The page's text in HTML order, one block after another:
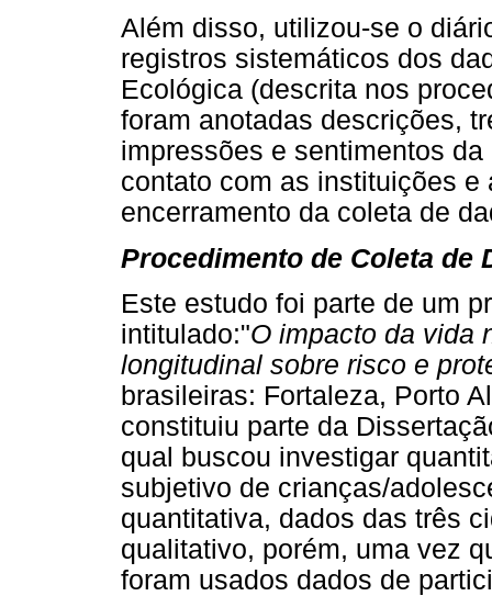
Além disso, utilizou-se o
registros sistemáticos dos
Ecológica (descrita nos
foram anotadas descrições,
impressões e sentimentos
contato com as instituições
encerramento da coleta de
Procedimento de Coleta de
Este estudo foi parte de um
intitulado:"O impacto da vida
longitudinal sobre risco e
brasileiras: Fortaleza, Porto
constituiu parte da
qual buscou investigar
subjetivo de crianças/
quantitativa, dados das três
qualitativo, porém, uma vez
foram usados dados de